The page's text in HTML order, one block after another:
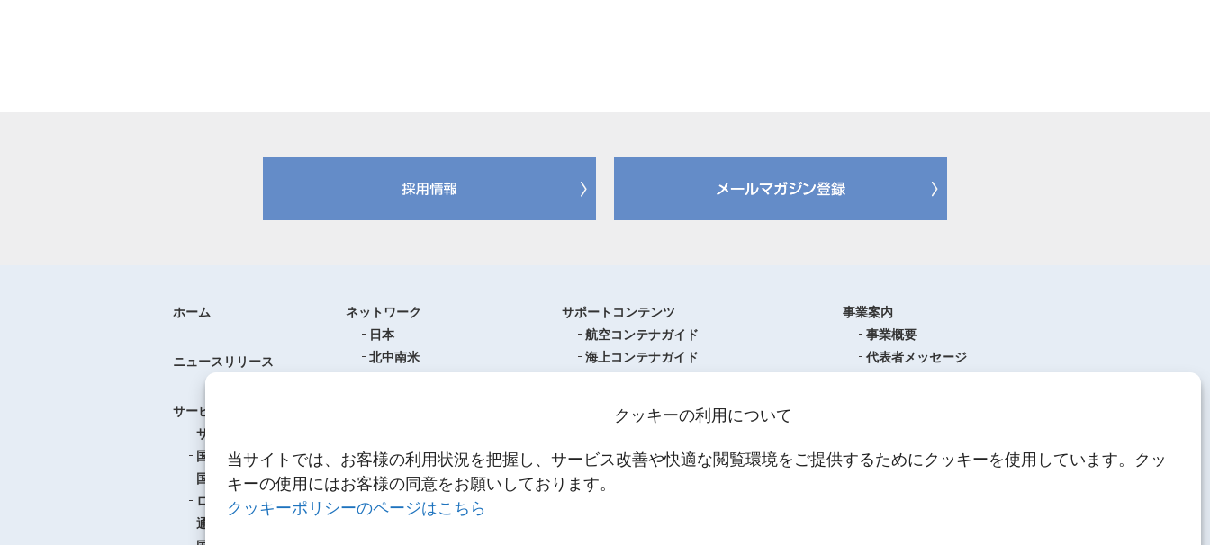
クッキーの利用について
当サイトでは、お客様の利用状況を把握し、サービス改善や快適な閲覧環境をご提供するためにクッキーを使用しています。クッ
キーの使用にはお客様の同意をお願いしております。
クッキーポリシーのページはこちら
ホーム
ニュースリリース
サービス
サービスのご案内
国際航空貨物輸送
国際海上貨物輸送
ロジスティクス
通関
ネットワーク
日本
北中南米
ロジスティクスセンター一覧
事例紹介
サポートコンテンツ
航空コンテナガイド
海上コンテナガイド
物流関係用語集（一覧・詳細）
インコタームズ
約款・掲示事項
事業案内
事業概要
代表者メッセージ
AEO制度について